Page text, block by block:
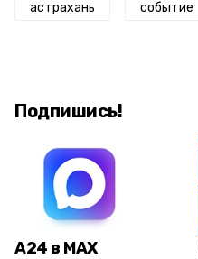
астрахань событие
Подпишись!
А24 в MAX